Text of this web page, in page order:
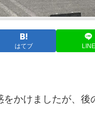
はてブ LINE
かけましたが、後